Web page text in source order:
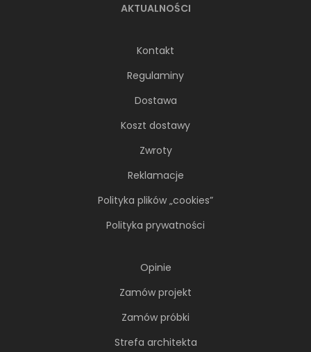
AKTUALNOŚCI
Kontakt
Regulaminy
Dostawa
Koszt dostawy
Zwroty
Reklamacje
Polityka plików „cookies”
Polityka prywatności
Opinie
Zamów projekt
Zamów próbki
Strefa architekta